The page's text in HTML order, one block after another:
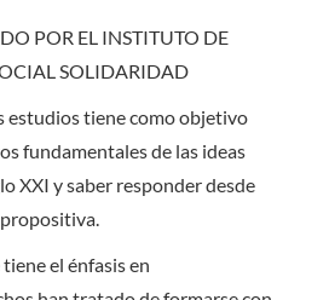
POR EL INSTITUTO DE
SOLIDARIDAD
estudios tiene como objetivo
fundamentales de las ideas
XXI y saber responder desde
el énfasis en